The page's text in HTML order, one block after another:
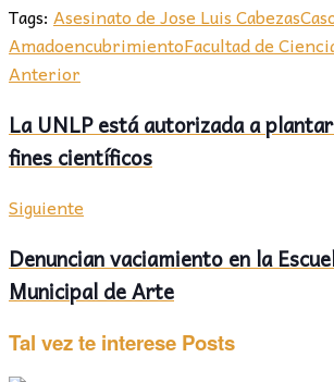
Tags: Asesinato de Jose Luis Cabezas
AmadoencubrimientoFacultad de
Anterior
La UNLP está autorizada a
fines científicos
Siguiente
Denuncian vaciamiento en la
Municipal de Arte
Tal vez te interese Posts